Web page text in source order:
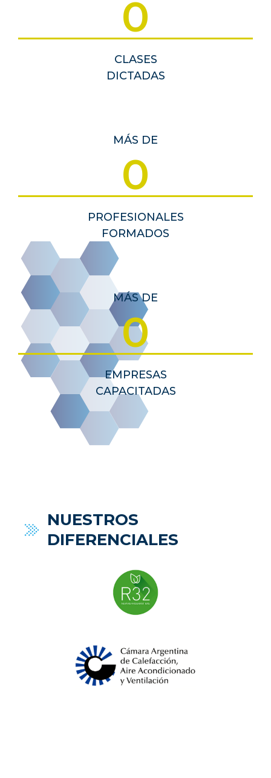
0
CLASES
DICTADAS
MÁS DE
0
PROFESIONALES
FORMADOS
MÁS DE
0
EMPRESAS
CAPACITADAS
NUESTROS
DIFERENCIALES
VER MAS
VER MAS